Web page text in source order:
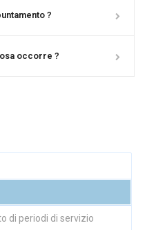
?
occorre ?
di periodi di servizio